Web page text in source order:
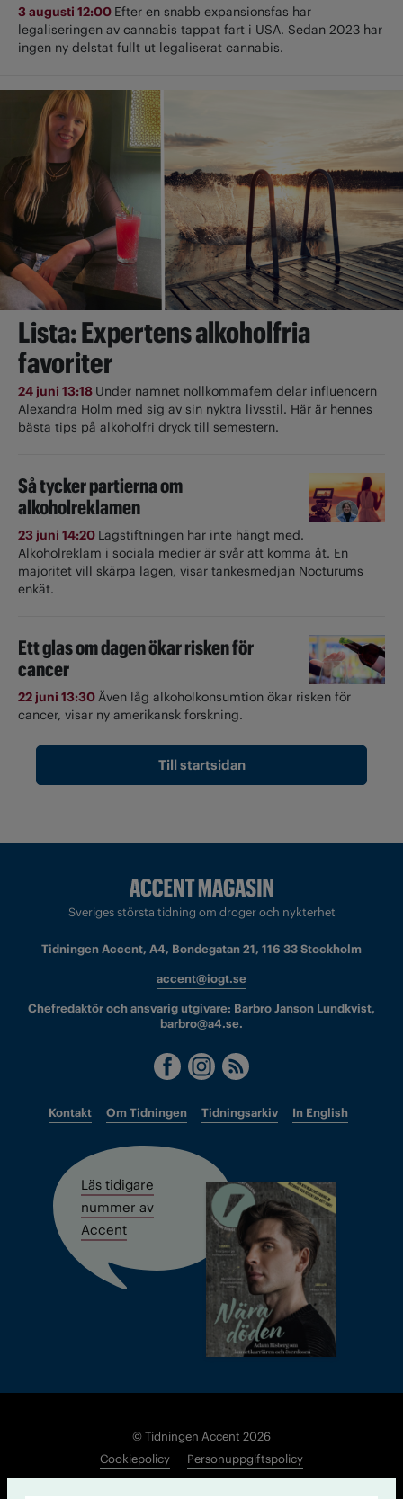
3 augusti 12:00 Efter en snabb expansionsfas har
legaliseringen av cannabis tappat fart i USA. Sedan 2023 har
ingen ny delstat fullt ut ­legaliserat cannabis.
Lista: Expertens alkoholfria
favoriter
24 juni 13:18 Under namnet nollkommafem delar influencern
Alexandra Holm med sig av sin nyktra livsstil. Här är hennes
bästa tips på alkoholfri dryck till semestern.
Så tycker partierna om
alkoholreklamen
23 juni 14:20 Lagstiftningen har inte hängt med.
Alkoholreklam i sociala medier är svår att komma åt. En
majoritet vill skärpa lagen, visar tankesmedjan Nocturums
enkät.
Ett glas om dagen ökar risken för
cancer
22 juni 13:30Även låg alkoholkonsumtion ökar risken för
cancer, visar ny amerikansk forskning.
Till startsidan
Sveriges största tidning om droger och nykterhet
Tidningen Accent, A4, Bondegatan 21, 116 33 Stockholm
accent@iogt.se
Chefredaktör och ansvarig utgivare: Barbro Janson Lundkvist,
barbro@a4.se.
Kontakt Om Tidningen Tidningsarkiv In English
Läs tidigare
nummer av
Accent
© Tidningen Accent 2026
Cookiepolicy
Personuppgiftspolicy